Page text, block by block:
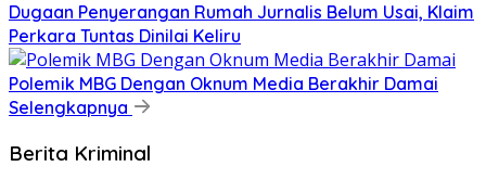
Dugaan Penyerangan Rumah Jurnalis Belum Usai, Klaim
Perkara Tuntas Dinilai Keliru
Polemik MBG Dengan Oknum Media Berakhir Damai
Selengkapnya
Berita Kriminal